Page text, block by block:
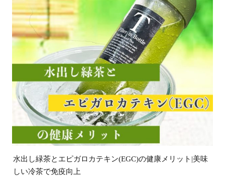
水出し緑茶とエピガロカテキン(EGC)の健康メリット|美味
しい冷茶で免疫向上